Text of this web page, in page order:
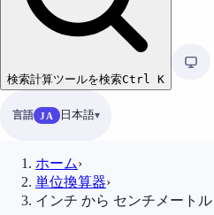
検索計算ツールを検索Ctrl K
言語 JA 日本語
ホーム›
単位換算器›
インチ から センチメートル